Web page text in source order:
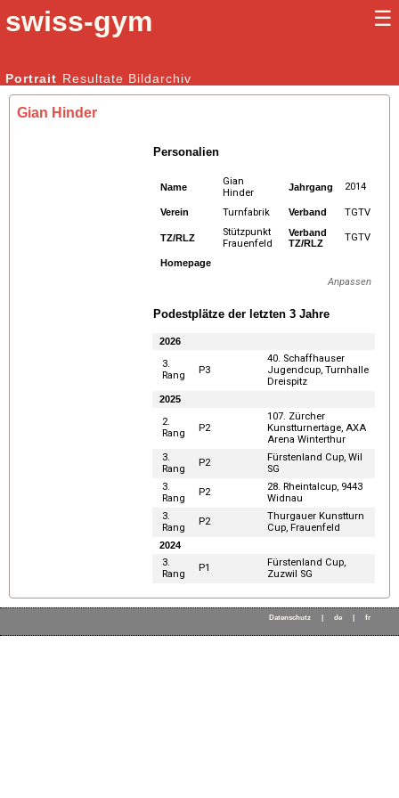
swiss-gym ☰
Kunstturnen Männer | Kunstturnen Frauen
Portrait Resultate Bildarchiv
Gian Hinder
Personalien
Name
Gian
Hinder
Jahrgang 2014
Verein Turnfabrik Verband TGTV
TZ/RLZ
Stützpunkt
Frauenfeld
Verband
TZ/RLZ
TGTV
Homepage
Anpassen
Podestplätze der letzten 3 Jahre
2026
3.
Rang
P3
40. Schaffhauser
Jugendcup, Turnhalle
Dreispitz
2025
2.
Rang
P2
107. Zürcher
Kunstturnertage, AXA
Arena Winterthur
3.
Rang
P2
Fürstenland Cup, Wil
SG
3.
Rang
P2
28. Rheintalcup, 9443
Widnau
3.
Rang
P2
Thurgauer Kunstturn
Cup, Frauenfeld
2024
3.
Rang
P1
Fürstenland Cup,
Zuzwil SG
Datenschutz de fr